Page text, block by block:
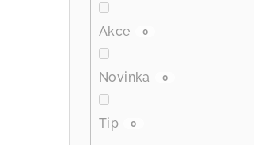
Akce 0
Novinka 0
Tip 0